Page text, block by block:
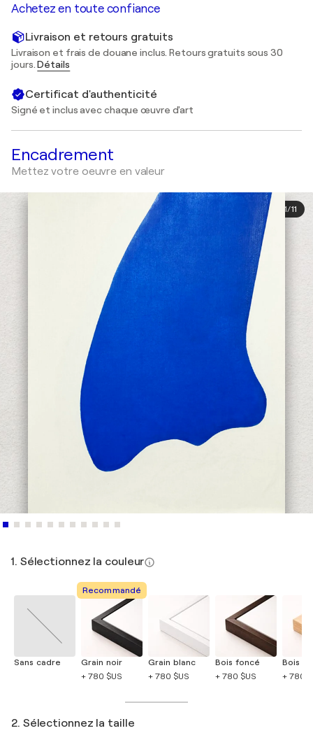
Achetez en toute confiance
Livraison et retours gratuits
Livraison et frais de douane inclus. Retours gratuits sous 30
jours.Détails
Certificat d'authenticité
Signé et inclus avec chaque œuvre d'art
Encadrement
Mettez votre oeuvre en valeur
1/11
1. Sélectionnez la couleur
Sans cadre
Recommandé
Grain noir
+ 780 $US
Grain blanc
+ 780 $US
Bois foncé
+ 780 $US
Bois
+ 780
2. Sélectionnez la taille